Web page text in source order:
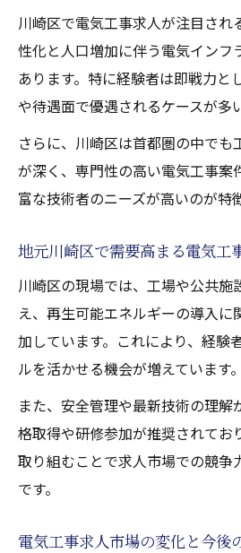
川崎区で電気工事求人が注目され
性化と人口増加に伴う電気インフ
あります。特に経験者は即戦力と
や待遇面で優遇されるケースが多
さらに、川崎区は首都圏の中でも
が深く、専門性の高い電気工事案
富な技術者のニーズが高いのが特
地元川崎区で需要高まる電気工
川崎区の現場では、工場や公共施
え、再生可能エネルギーの導入に
加しています。これにより、経験
ルを活かせる機会が増えています。
また、安全管理や最新技術の理解
格取得や研修参加が推奨されてお
取り組むことで求人市場での競争
です。
電気工事求人市場の変化と今後